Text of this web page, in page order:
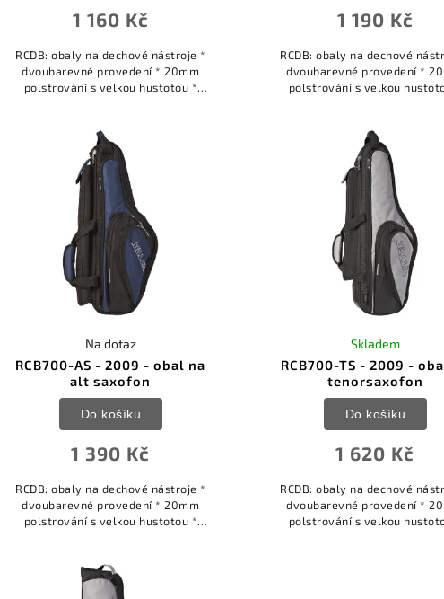
1 160 Kč
RCDB: obaly na dechové nástroje *
dvoubarevné provedení * 20mm
polstrování s velkou hustotou *
měkkého sametu *...
1 190 Kč
RCDB: obaly na dechové
dvoubarevné provedení *
polstrování s velkou
měkkého sametu *...
RCB700-AS - 2009 - obal na
alt saxofon
Na dotaz
1 390 Kč
Do košíku
RCDB: obaly na dechové nástroje *
dvoubarevné provedení * 20mm
polstrování s velkou hustotou *
měkkého sametu *...
RCB700-TS - 2009 -
tenorsaxofon
Skladem
1 620 Kč
Do košíku
RCDB: obaly na dechové
dvoubarevné provedení *
polstrování s velkou